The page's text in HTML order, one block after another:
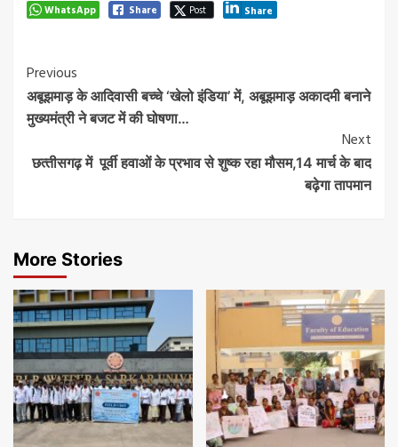
WhatsApp Share Post Share
Post
Navigation
Previous
अबूझमाड़ के आदिवासी बच्चे ‘खेलो इंडिया’ में, अबूझमाड़ अकादमी बनाने
मुख्यमंत्री ने बजट में की घोषणा…
Next
छत्‍तीसगढ़ में पूर्वी हवाओं के प्रभाव से शुष्क रहा मौसम,14 मार्च के बाद
बढ़ेगा तापमान
More Stories